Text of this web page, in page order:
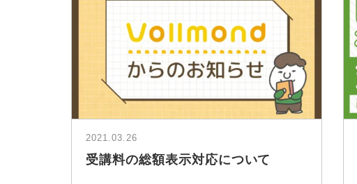
2021.03.26
受講料の総額表示対応について